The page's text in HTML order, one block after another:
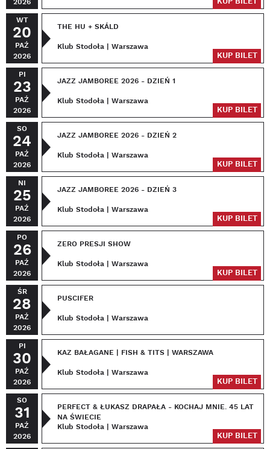
2026
WT
20
PAŹ
2026
THE HU + SKÁLD
Klub Stodoła | Warszawa
KUP BILET
PI
23
PAŹ
2026
JAZZ JAMBOREE 2026 - DZIEŃ 1
Klub Stodoła | Warszawa
KUP BILET
SO
24
PAŹ
2026
JAZZ JAMBOREE 2026 - DZIEŃ 2
Klub Stodoła | Warszawa
KUP BILET
NI
25
PAŹ
2026
JAZZ JAMBOREE 2026 - DZIEŃ 3
Klub Stodoła | Warszawa
KUP BILET
PO
26
PAŹ
2026
ZERO PRESJI SHOW
Klub Stodoła | Warszawa
KUP BILET
ŚR
28
PAŹ
2026
PUSCIFER
Klub Stodoła | Warszawa
PI
30
PAŹ
2026
KAZ BAŁAGANE | FISH & TITS | WARSZAWA
Klub Stodoła | Warszawa
KUP BILET
SO
31
PAŹ
2026
PERFECT & ŁUKASZ DRAPAŁA - KOCHAJ MNIE. 45 LAT
NA ŚWIECIE
Klub Stodoła | Warszawa
KUP BILET